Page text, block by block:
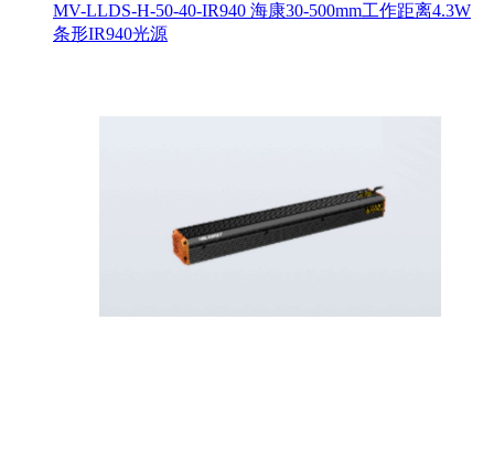
MV-LLDS-H-50-40-IR940 海康30-500mm工作距离4.3W
条形IR940光源